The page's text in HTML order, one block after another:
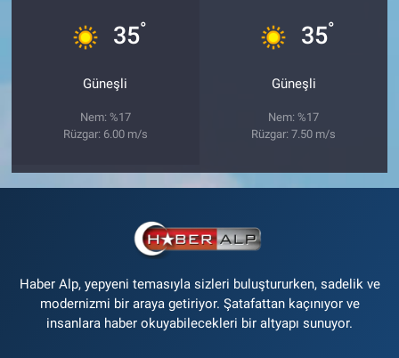
35°
Güneşli
Nem: %17
Rüzgar: 6.00 m/s
35°
Güneşli
Nem: %17
Rüzgar: 7.50 m/s
Haber Alp, yepyeni temasıyla sizleri buluştururken, sadelik ve
modernizmi bir araya getiriyor. Şatafattan kaçınıyor ve
insanlara haber okuyabilecekleri bir altyapı sunuyor.